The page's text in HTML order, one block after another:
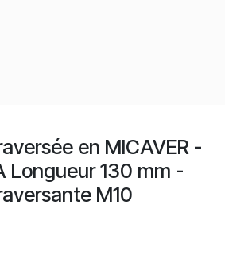
en MICAVER -
Longueur 130 mm -
M10